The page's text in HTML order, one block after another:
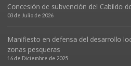
Concesión de subvención del Cabildo
03 de Julio de 2026
Manifiesto en defensa del desarrollo
zonas pesqueras
16 de Diciembre de 2025